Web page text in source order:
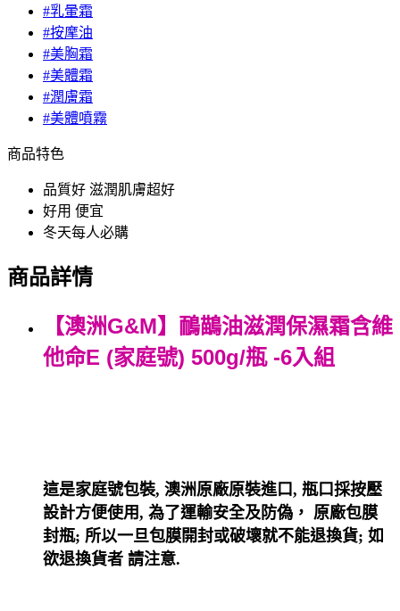
#乳暈霜
#按摩油
#美胸霜
#美體霜
#潤膚霜
#美體噴霧
商品特色
品質好 滋潤肌膚超好
好用 便宜
冬天每人必購
商品詳情
【澳洲G&M】 鴯鶓油滋潤保濕霜含維
他命E (家庭號) 500g/瓶 -6入組
這是家庭號包裝, 澳洲原廠原裝進口, 瓶口採按壓
設計方便使用, 為了運輸安全及防偽， 原廠包膜
封瓶; 所以一旦包膜開封或破壞就不能退換貨; 如
欲退換貨者 請注意.